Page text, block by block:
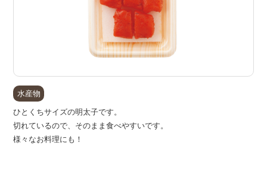
水産物
ひとくちサイズの明太子です。
切れているので、そのまま食べやすいです。
様々なお料理にも！